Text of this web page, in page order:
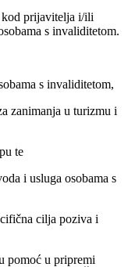
kod prijavitelja i/ili
s invaliditetom.
s invaliditetom,
zanimanja u turizmu i
te
i usluga osobama s
cilja poziva i
pomoć u pripremi